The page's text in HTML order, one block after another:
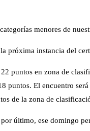
menores de
próxima instancia del
puntos en zona de
puntos. El encuentro
de la zona de
último, ese domingo